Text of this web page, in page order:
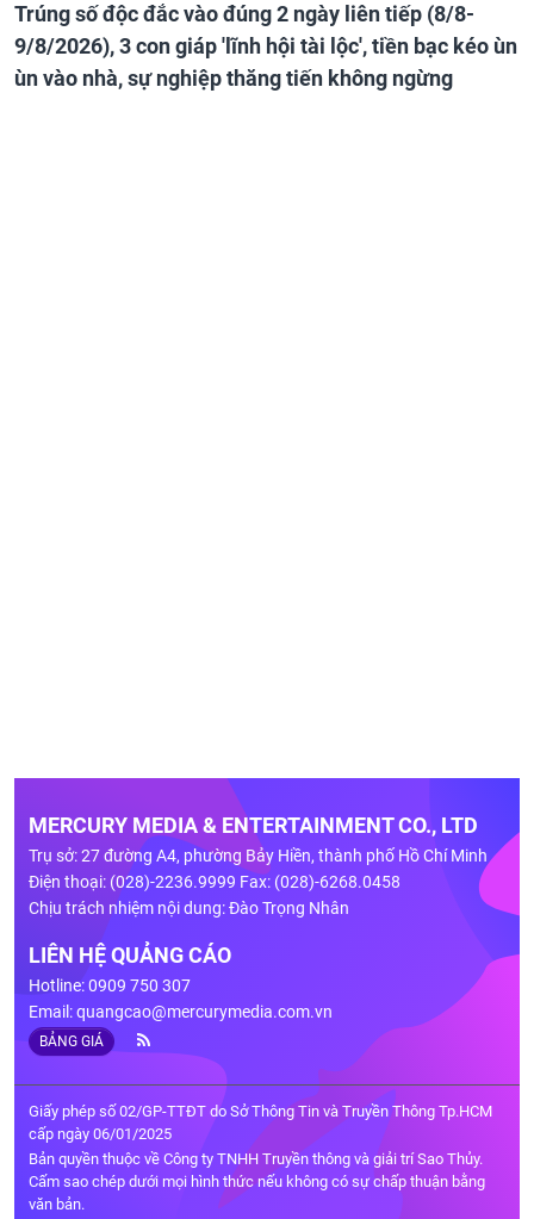
Trúng số độc đắc vào đúng 2 ngày liên tiếp (8/8-
9/8/2026), 3 con giáp 'lĩnh hội tài lộc', tiền bạc kéo ùn
ùn vào nhà, sự nghiệp thăng tiến không ngừng
MERCURY MEDIA & ENTERTAINMENT CO., LTD
Trụ sở: 27 đường A4, phường Bảy Hiền, thành phố Hồ Chí Minh
Điện thoại: (028)-2236.9999 Fax: (028)-6268.0458
Chịu trách nhiệm nội dung: Đào Trọng Nhân
LIÊN HỆ QUẢNG CÁO
Hotline: 0909 750 307
Email:quangcao@mercurymedia.com.vn
BẢNG GIÁ
Giấy phép số 02/GP-TTĐT do Sở Thông Tin và Truyền Thông Tp.HCM
cấp ngày 06/01/2025
Bản quyền thuộc về Công ty TNHH Truyền thông và giải trí Sao Thủy.
Cấm sao chép dưới mọi hình thức nếu không có sự chấp thuận bằng
văn bản.